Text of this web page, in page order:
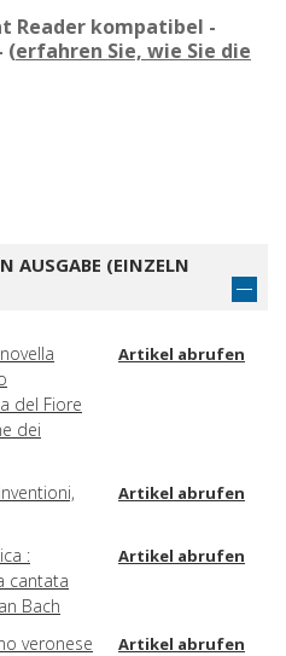
Reader kompatibel -
(erfahren Sie, wie Sie die
AUSGABE (EINZELN
del Fiore
dei
Artikel abrufen
Artikel abrufen
:
cantata
Bach
Artikel abrufen
veronese
Artikel abrufen